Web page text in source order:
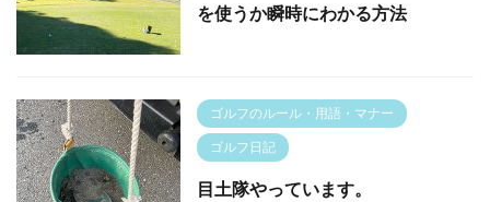
を使うか瞬時にわかる方法
ゴルフのルール・用語・マナー
ゴルフ日記
目土隊やっています。